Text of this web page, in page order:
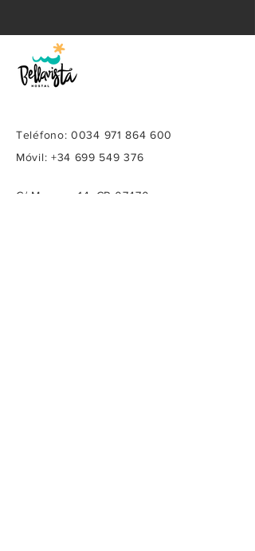
Teléfono: 0034 971 864 600
Móvil: +34 699 549 376
C/ Monges 14, CP 07470